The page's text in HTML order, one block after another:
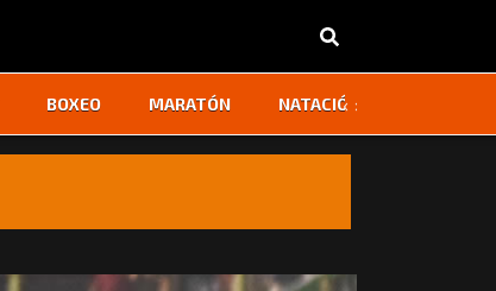
BOXEO MARATÓN NATACIÓN
‹ ›